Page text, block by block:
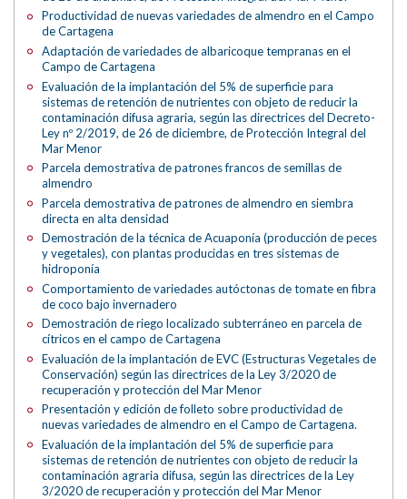
Productividad de nuevas variedades de almendro en el Campo
de Cartagena
Adaptación de variedades de albaricoque tempranas en el
Campo de Cartagena
Evaluación de la implantación del 5% de superficie para
sistemas de retención de nutrientes con objeto de reducir la
contaminación difusa agraria, según las directrices del Decreto-
Ley nº 2/2019, de 26 de diciembre, de Protección Integral del
Mar Menor
Parcela demostrativa de patrones francos de semillas de
almendro
Parcela demostrativa de patrones de almendro en siembra
directa en alta densidad
Demostración de la técnica de Acuaponía (producción de peces
y vegetales), con plantas producidas en tres sistemas de
hidroponía
Comportamiento de variedades autóctonas de tomate en fibra
de coco bajo invernadero
Demostración de riego localizado subterráneo en parcela de
cítricos en el campo de Cartagena
Evaluación de la implantación de EVC (Estructuras Vegetales de
Conservación) según las directrices de la Ley 3/2020 de
recuperación y protección del Mar Menor
Presentación y edición de folleto sobre productividad de
nuevas variedades de almendro en el Campo de Cartagena.
Evaluación de la implantación del 5% de superficie para
sistemas de retención de nutrientes con objeto de reducir la
contaminación agraria difusa, según las directrices de la Ley
3/2020 de recuperación y protección del Mar Menor